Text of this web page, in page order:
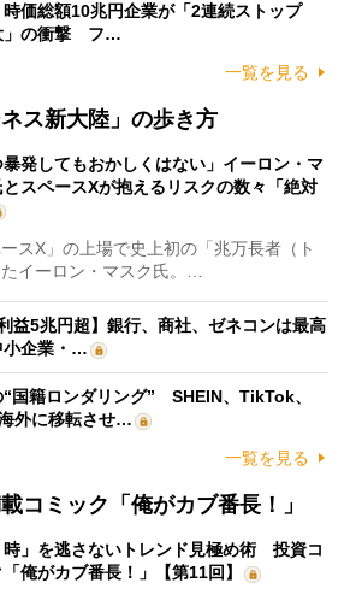
時価総額10兆円企業が「2連続ストップ
」の衝撃 フ…
一覧を見る
ス新大陸」の歩き方
暴発してもおかしくはない」イーロン・マ
とスペースXが抱えるリスクの数々「絶対
スX」の上場で史上初の「兆万長者（ト
イーロン・マスク氏。…
益5兆円超】銀行、商社、ゼネコンは最高
小企業・…
国籍ロンダリング” SHEIN、TikTok、
外に移転させ…
一覧を見る
コミック「俺がカブ番長！」
時」を逃さないトレンド見極め術 投資コ
「俺がカブ番長！」【第11回】